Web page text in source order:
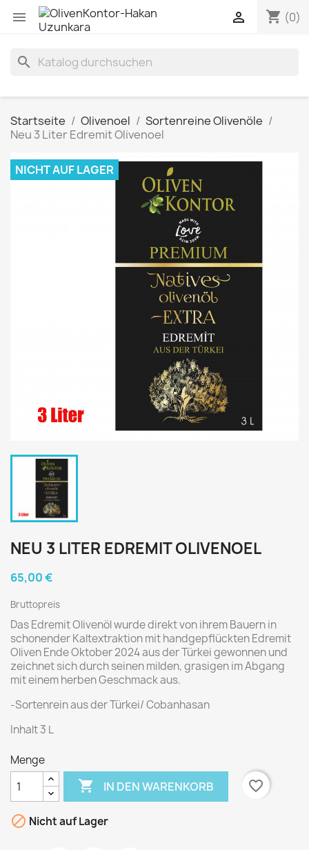
 shopping_cart (0)

search
Startseite Olivenoel
Sortenreine Olivenöle
Neu 3 Liter Edremit Olivenoel
NICHT AUF LAGER
NEU 3 LITER EDREMIT OLIVENOEL
65,00 €
Bruttopreis
Das Edremit Olivenöl wurde direkt von ihrem Bauern in
schonender Kaltextraktion mit handgepflückten Edremit
Oliven Ende Oktober 2024 aus der Türkei gewonnen und
zeichnet sich durch seinen milden, grasigen im Abgang
mit einem herben Geschmack aus.
-Sortenrein aus der Türkei/ Cobanhasan
Inhalt 3 L
Menge
 IN DEN WARENKORB favorite_border
 Nicht auf Lager